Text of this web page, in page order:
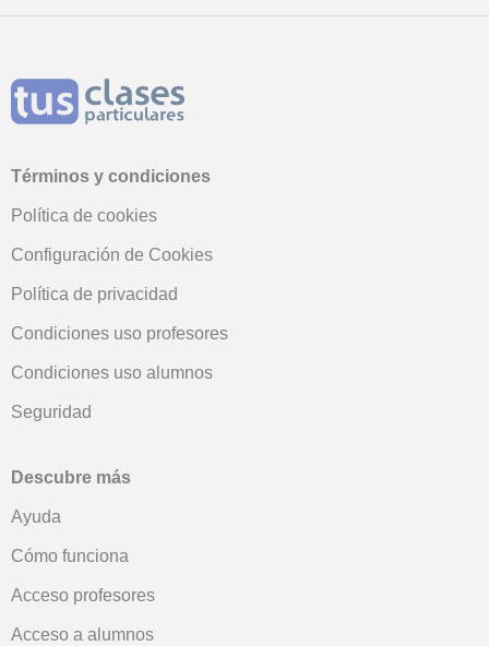
Términos y condiciones
Política de cookies
Configuración de Cookies
Política de privacidad
Condiciones uso profesores
Condiciones uso alumnos
Seguridad
Descubre más
Ayuda
Cómo funciona
Acceso profesores
Acceso a alumnos